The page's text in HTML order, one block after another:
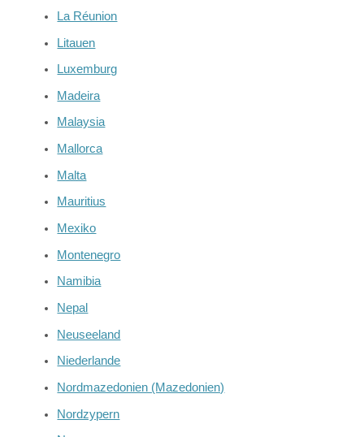
La Réunion
Litauen
Luxemburg
Madeira
Malaysia
Mallorca
Malta
Mauritius
Mexiko
Montenegro
Namibia
Nepal
Neuseeland
Niederlande
Nordmazedonien (Mazedonien)
Nordzypern